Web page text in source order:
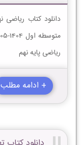
ریاضی پایه نهم
+ ادامه مطلب